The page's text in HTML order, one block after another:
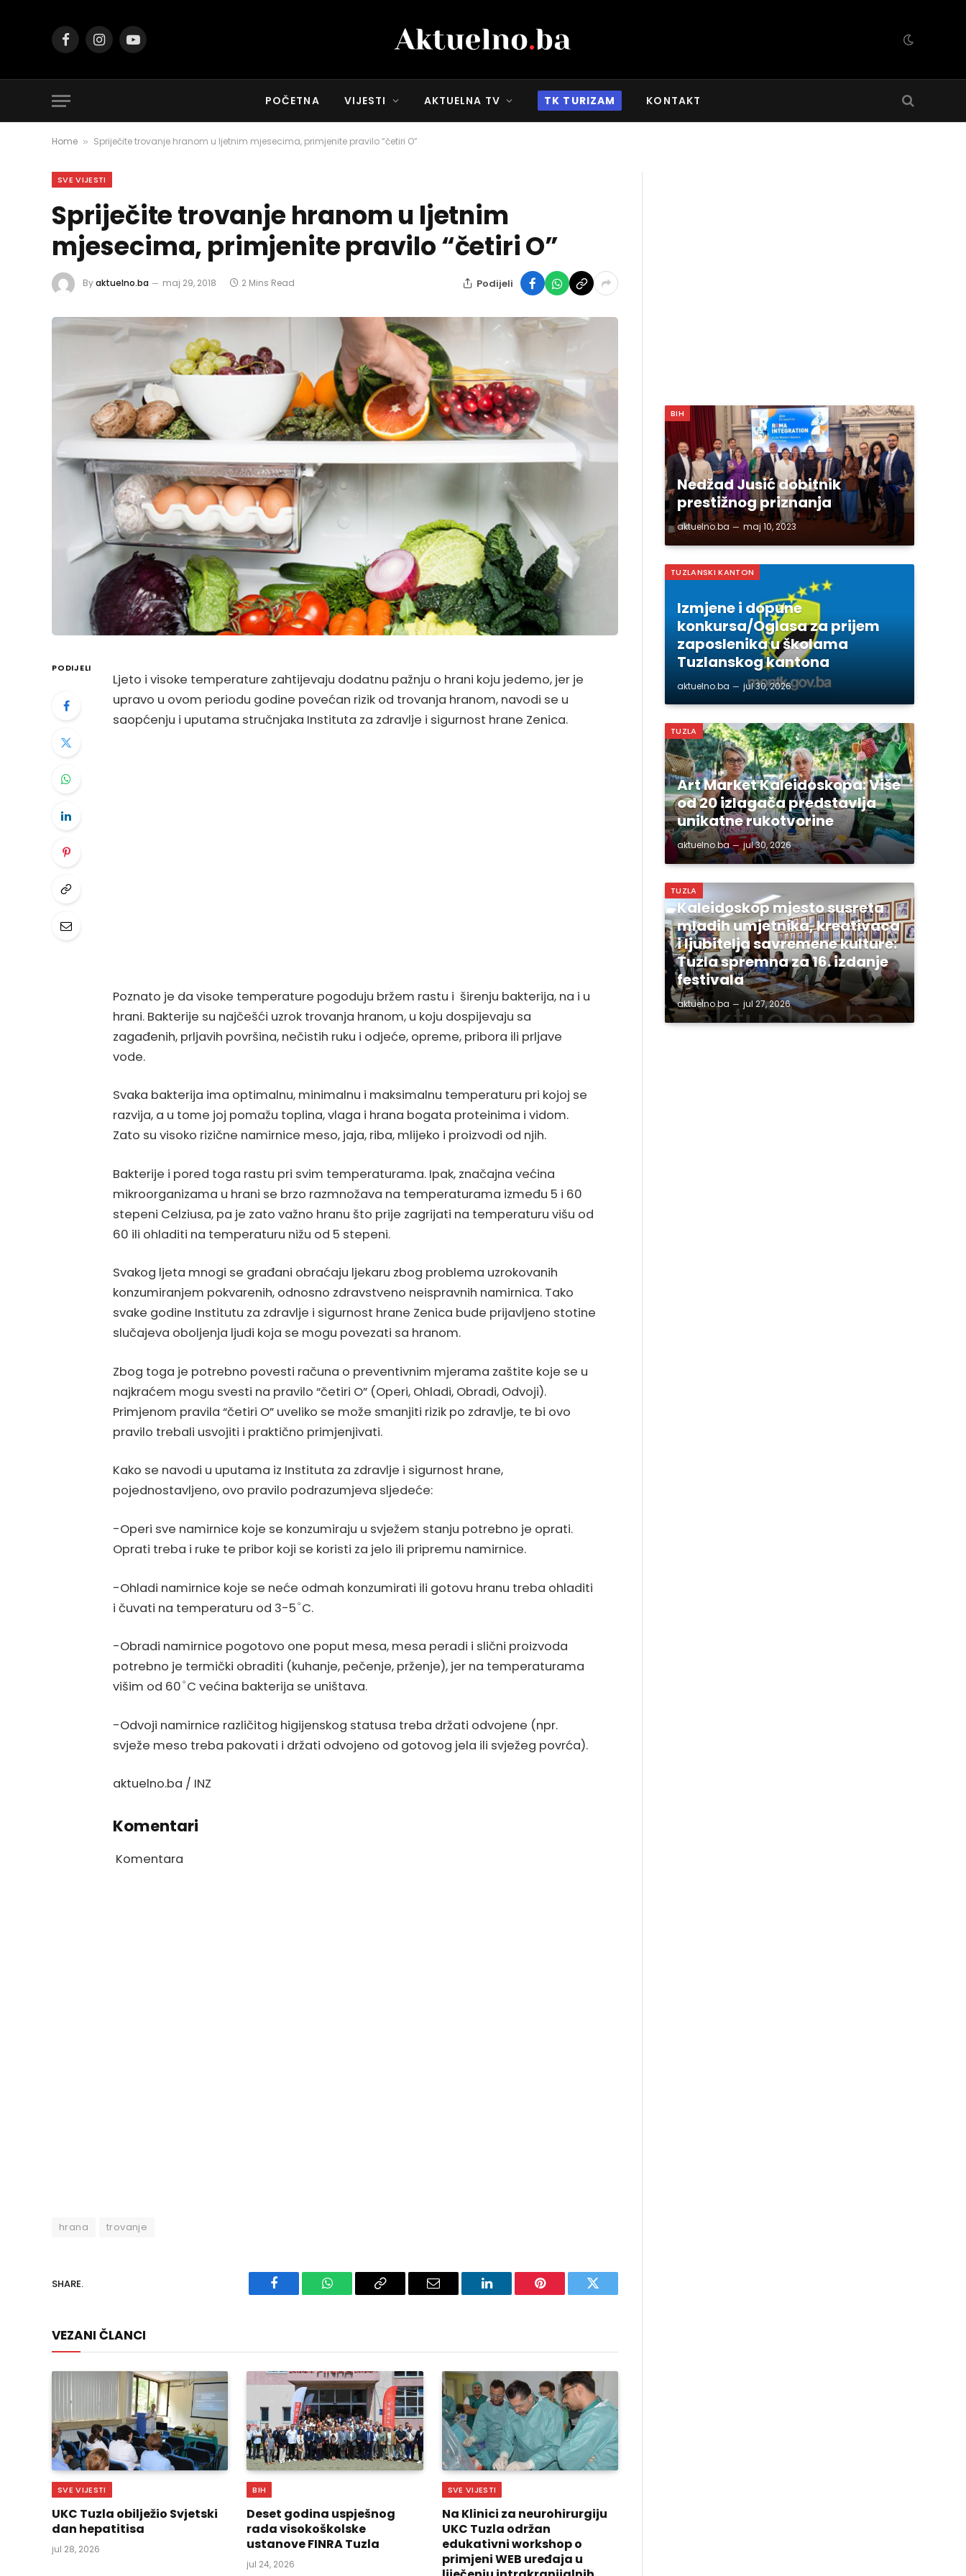
FacebookInstagramYouTube
POČETNA VIJESTI AKTUELNA TV TK TURIZAM KONTAKT
Home » Spriječite trovanje hranom u ljetnim mjesecima, primjenite pravilo “četiri O”
SVE VIJESTI
Spriječite trovanje hranom u ljetnim
mjesecima, primjenite pravilo “četiri O”
Byaktuelno.ba maj 29, 2018 2 Mins Read Podijeli
PODIJELI
Ljeto i visoke temperature zahtijevaju dodatnu pažnju o hrani koju jedemo, jer je
upravo u ovom periodu godine povećan rizik od trovanja hranom, navodi se u
saopćenju i uputama stručnjaka Instituta za zdravlje i sigurnost hrane Zenica.
Poznato je da visoke temperature pogoduju bržem rastu i širenju bakterija, na i u
hrani. Bakterije su najčešći uzrok trovanja hranom, u koju dospijevaju sa
zagađenih, prljavih površina, nečistih ruku i odjeće, opreme, pribora ili prljave
vode.
Svaka bakterija ima optimalnu, minimalnu i maksimalnu temperaturu pri kojoj se
razvija, a u tome joj pomažu toplina, vlaga i hrana bogata proteinima i vidom.
Zato su visoko rizične namirnice meso, jaja, riba, mlijeko i proizvodi od njih.
Bakterije i pored toga rastu pri svim temperaturama. Ipak, značajna većina
mikroorganizama u hrani se brzo razmnožava na temperaturama između 5 i 60
stepeni Celziusa, pa je zato važno hranu što prije zagrijati na temperaturu višu od
60 ili ohladiti na temperaturu nižu od 5 stepeni.
Svakog ljeta mnogi se građani obraćaju ljekaru zbog problema uzrokovanih
konzumiranjem pokvarenih, odnosno zdravstveno neispravnih namirnica. Tako
svake godine Institutu za zdravlje i sigurnost hrane Zenica bude prijavljeno stotine
slučajeva oboljenja ljudi koja se mogu povezati sa hranom.
Zbog toga je potrebno povesti računa o preventivnim mjerama zaštite koje se u
najkraćem mogu svesti na pravilo “četiri O” (Operi, Ohladi, Obradi, Odvoji).
Primjenom pravila “četiri O” uveliko se može smanjiti rizik po zdravlje, te bi ovo
pravilo trebali usvojiti i praktično primjenjivati.
Kako se navodi u uputama iz Instituta za zdravlje i sigurnost hrane,
pojednostavljeno, ovo pravilo podrazumjeva sljedeće:
-Operi sve namirnice koje se konzumiraju u svježem stanju potrebno je oprati.
Oprati treba i ruke te pribor koji se koristi za jelo ili pripremu namirnice.
-Ohladi namirnice koje se neće odmah konzumirati ili gotovu hranu treba ohladiti
i čuvati na temperaturu od 3-5 ͦ C.
-Obradi namirnice pogotovo one poput mesa, mesa peradi i slični proizvoda
potrebno je termički obraditi (kuhanje, pečenje, prženje), jer na temperaturama
višim od 60 ͦ C većina bakterija se uništava.
-Odvoji namirnice različitog higijenskog statusa treba držati odvojene (npr.
svježe meso treba pakovati i držati odvojeno od gotovog jela ili svježeg povrća).
aktuelno.ba / INZ
Komentari
Komentara
hrana trovanje
SHARE.
Facebook WhatsAppCopy
Email LinkedIn Pinterest Twitter
VEZANI ČLANCI
SVE VIJESTI
UKC Tuzla obilježio Svjetski
dan hepatitisa
jul 28, 2026
BIH
Deset godina uspješnog
rada visokoškolske
ustanove FINRA Tuzla
jul 24, 2026
SVE VIJESTI
Na Klinici za neurohirurgiju
UKC Tuzla održan
edukativni workshop o
primjeni WEB uređaja u
BIH
Nedžad Jusić dobitnik
prestižnog priznanja
aktuelno.ba maj 10, 2023
TUZLANSKI KANTON
Izmjene i dopune
konkursa/Oglasa za prijem
zaposlenika u školama
Tuzlanskog kantona
aktuelno.ba jul 30, 2026
TUZLA
Art Market Kaleidoskopa: Više
od 20 izlagača predstavlja
unikatne rukotvorine
aktuelno.ba jul 30, 2026
TUZLA
Kaleidoskop mjesto susreta
mladih umjetnika, kreativaca
i ljubitelja savremene kulture:
Tuzla spremna za 16. izdanje
festivala
aktuelno.ba jul 27, 2026